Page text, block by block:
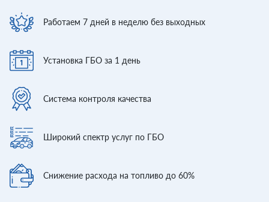
Работаем 7 дней в неделю без выходных
Установка ГБО за 1 день
Система контроля качества
Широкий спектр услуг по ГБО
Снижение расхода на топливо до 60%